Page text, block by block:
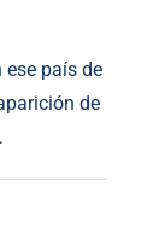
país de
de